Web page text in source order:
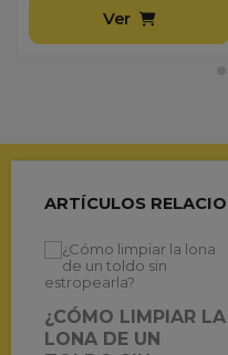
Ver
ARTÍCULOS
¿CÓMO LIMPIAR LA
LONA DE UN